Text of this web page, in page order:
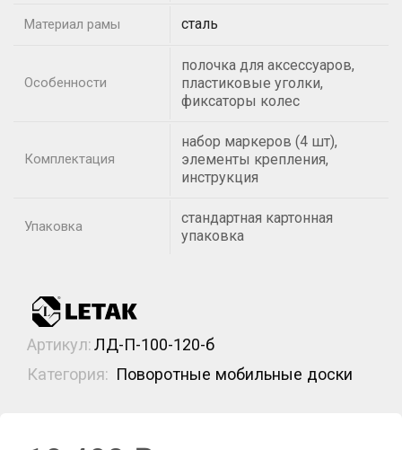
Материал рамы сталь
Особенности
полочка для аксессуаров,
пластиковые уголки,
фиксаторы колес
Комплектация
набор маркеров (4 шт),
элементы крепления,
инструкция
Упаковка
стандартная картонная
упаковка
Артикул:ЛД-П-100-120-б
Категория: Поворотные мобильные доски